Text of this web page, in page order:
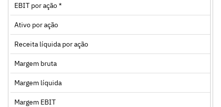
EBIT por ação *
Ativo por ação
Receita líquida por ação
Margem bruta
Margem líquida
Margem EBIT